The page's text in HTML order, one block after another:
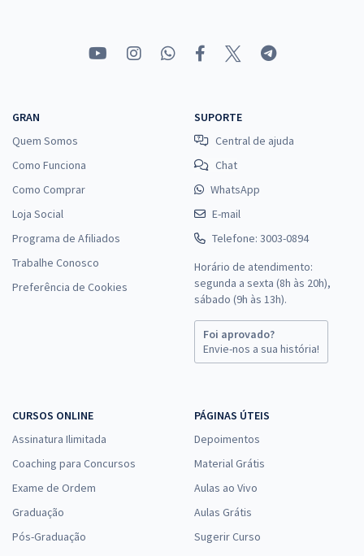
GRAN
Quem Somos
Como Funciona
Como Comprar
Loja Social
Programa de Afiliados
Trabalhe Conosco
Preferência de Cookies
SUPORTE
Central de ajuda
Chat
WhatsApp
E-mail
Telefone: 3003-0894
Horário de atendimento:
segunda a sexta (8h às 20h),
sábado (9h às 13h).
Foi aprovado?
Envie-nos a sua história!
CURSOS ONLINE
Assinatura Ilimitada
Coaching para Concursos
Exame de Ordem
Graduação
Pós-Graduação
PÁGINAS ÚTEIS
Depoimentos
Material Grátis
Aulas ao Vivo
Aulas Grátis
Sugerir Curso